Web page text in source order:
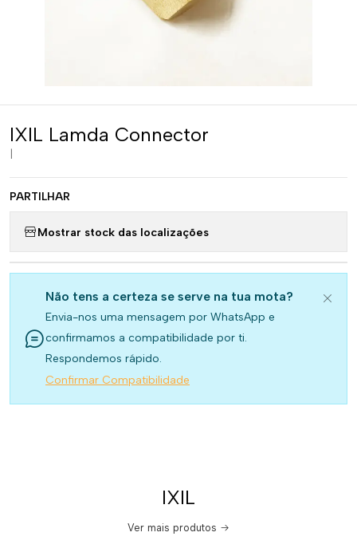
IXIL Lamda Connector
PARTILHAR
Mostrar stock das localizações
Não tens a certeza se serve na tua mota?
Envia-nos uma mensagem por WhatsApp e
confirmamos a compatibilidade por ti.
Respondemos rápido.
Confirmar Compatibilidade
IXIL
Ver mais produtos